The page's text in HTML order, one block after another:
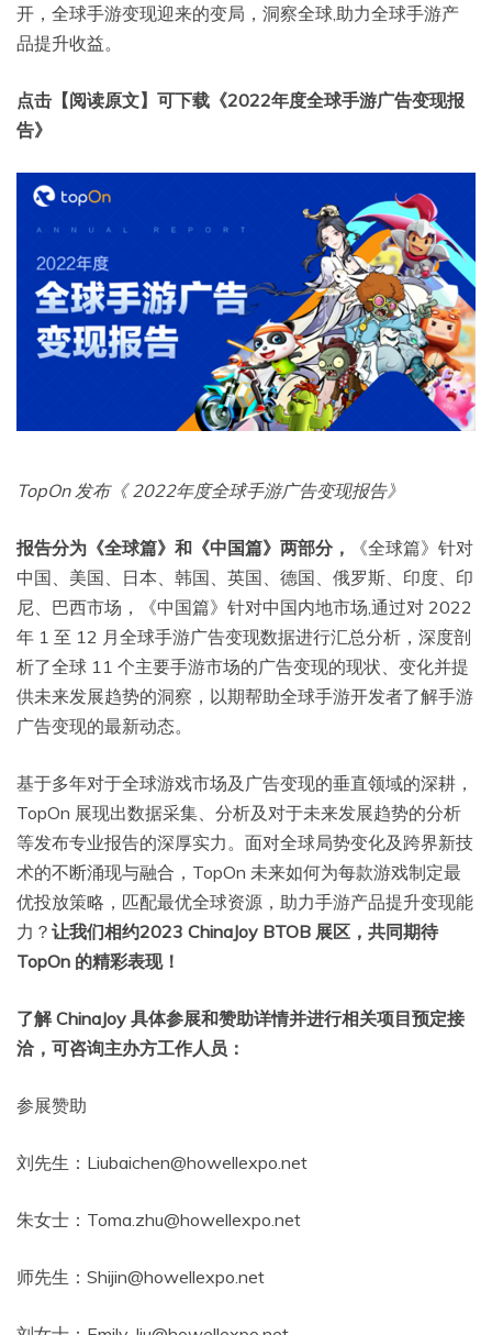
开，全球手游变现迎来的变局，洞察全球,助力全球手游产
品提升收益。
点击【阅读原文】可下载《2022年度全球手游广告变现报
告》
TopOn 发布《 2022年度全球手游广告变现报告》
报告分为《全球篇》和《中国篇》两部分，
《全球篇》针对
中国、美国、日本、韩国、英国、德国、俄罗斯、印度、印
尼、巴西市场，《中国篇》针对中国内地市场,通过对 2022
年 1 至 12 月全球手游广告变现数据进行汇总分析，深度剖
析了全球 11 个主要手游市场的广告变现的现状、变化并提
供未来发展趋势的洞察，以期帮助全球手游开发者了解手游
广告变现的最新动态。
基于多年对于全球游戏市场及广告变现的垂直领域的深耕，
TopOn 展现出数据采集、分析及对于未来发展趋势的分析
等发布专业报告的深厚实力。面对全球局势变化及跨界新技
术的不断涌现与融合，TopOn 未来如何为每款游戏制定最
优投放策略，匹配最优全球资源，助力手游产品提升变现能
力？ 让我们相约2023 ChinaJoy BTOB 展区，共同期待
TopOn 的精彩表现！
了解 ChinaJoy 具体参展和赞助详情并进行相关项目预定接
洽，可咨询主办方工作人员：
参展赞助
刘先生：Liubaichen@howellexpo.net
朱女士：Toma.zhu@howellexpo.net
师先生：Shijin@howellexpo.net